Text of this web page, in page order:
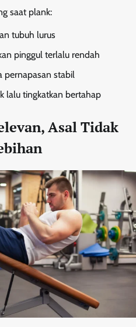
saat plank:
tubuh lurus
pinggul terlalu rendah
pernapasan stabil
lalu tingkatkan bertahap
Asal Tidak